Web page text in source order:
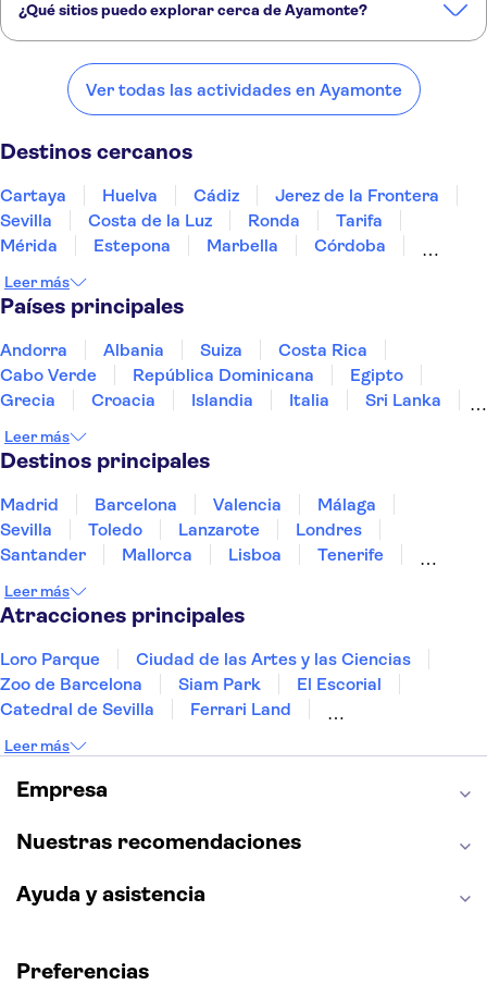
¿Qué sitios puedo explorar cerca de Ayamonte?
Ayamonte:
Sevilla
Ver todas las actividades en Ayamonte
Destinos cercanos
Cartaya Huelva Cádiz
Jerez de la Frontera
Sevilla
Costa de la Luz Ronda
Tarifa
Mérida
Estepona Marbella
Córdoba
Leer más
Países principales
Andorra Albania Suiza
Costa Rica
Cabo Verde
República Dominicana
Egipto
Grecia
Croacia Islandia Italia
Sri Lanka
Portugal
Tailandia
Leer más
Destinos principales
Madrid Barcelona Valencia
Málaga
Sevilla
Toledo Lanzarote
Londres
Santander
Mallorca Lisboa
Tenerife
Bilbao
Menorca Granada
Leer más
Atracciones principales
Loro Parque
Ciudad de las Artes y las Ciencias
Zoo de Barcelona
Siam Park
El Escorial
Catedral de Sevilla
Ferrari Land
Montserrat
Museo del Louvre
La Sagrada Familia
Alhambra
La Giralda
Medina Azahara
Leer más
Empresa
Nuestras recomendaciones
Ayuda y asistencia
Preferencias